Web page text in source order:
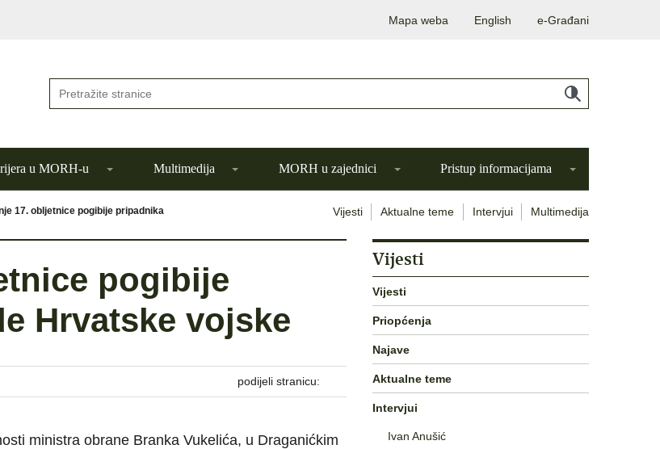
Mapa weba English e-Građani
u MORH-u Multimedija MORH u zajednici Pristup informacijama
17. obljetnice pogibije pripadnika
Vijesti Aktualne teme Intervjui Multimedija
pogibije
Hrvatske vojske
podijeli stranicu:
ministra obrane Branka Vukelića, u Draganićkim
Vijesti
Vijesti
Priopćenja
Najave
Aktualne teme
Intervjui
Ivan Anušić